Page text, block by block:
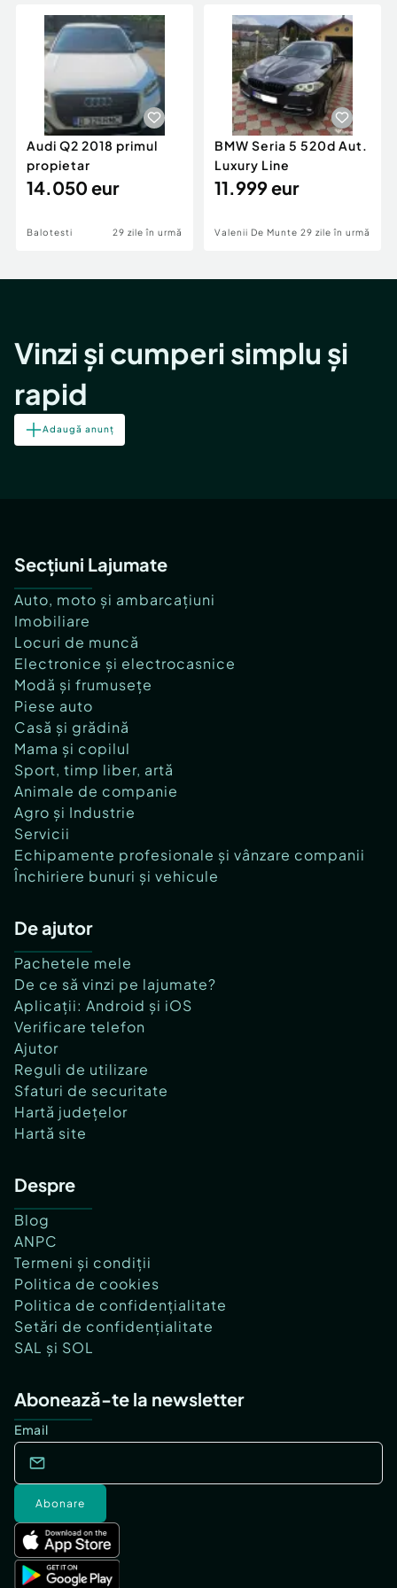
Servicii
Animale de companie
Afaceri și echipamente profesionale
Inchiriere Bunuri si Vehicule
Utilaje agricole si industriale
Piese auto si accesorii
Dacia Duster
Audi Q2 2018 primul
propietar
14.050 eur
Balotesti 29 zile în urmă
BMW Seria 5 520d Aut.
Luxury Line
11.999 eur
Valenii De Munte 29 zile în urmă
Vinzi și cumperi simplu și
rapid
Adaugă anunț
Secțiuni Lajumate
Auto, moto și ambarcațiuni
Imobiliare
Locuri de muncă
Electronice și electrocasnice
Modă și frumusețe
Piese auto
Casă și grădină
Mama și copilul
Sport, timp liber, artă
Animale de companie
Agro și Industrie
Servicii
Echipamente profesionale și vânzare companii
Închiriere bunuri și vehicule
De ajutor
Pachetele mele
De ce să vinzi pe lajumate?
Aplicații: Android și iOS
Verificare telefon
Ajutor
Reguli de utilizare
Sfaturi de securitate
Hartă județelor
Hartă site
Despre
Blog
ANPC
Termeni și condiții
Politica de cookies
Politica de confidențialitate
Setări de confidențialitate
SAL și SOL
Abonează-te la newsletter
Email
Abonare